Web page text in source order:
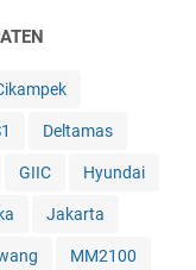
Deltamas
GIIC Hyundai
Jakarta
MM2100